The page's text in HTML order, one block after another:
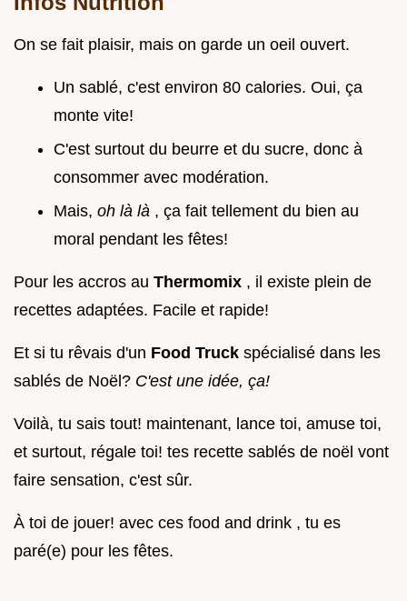
On se fait plaisir, mais on garde un oeil ouvert.
Un sablé, c'est environ 80 calories. Oui, ça
monte vite!
C'est surtout du beurre et du sucre, donc à
consommer avec modération.
Mais, oh là là , ça fait tellement du bien au
moral pendant les fêtes!
Pour les accros au Thermomix , il existe plein de
recettes adaptées. Facile et rapide!
Et si tu rêvais d'un Food Truck spécialisé dans les
sablés de Noël? C'est une idée, ça!
Voilà, tu sais tout! maintenant, lance toi, amuse toi,
et surtout, régale toi! tes recette sablés de noël vont
faire sensation, c'est sûr.
À toi de jouer! avec ces food and drink , tu es
paré(e) pour les fêtes.